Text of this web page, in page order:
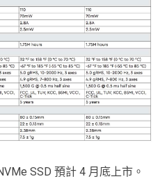
SSD 預計 4 月底上市。